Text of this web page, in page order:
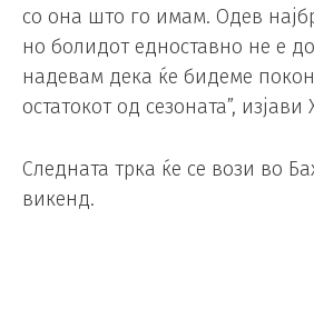
со она што го имам. Одев
но болидот едноставно не е
надевам дека ќе бидеме
остатокот од сезоната”,
Следната трка ќе се вози во
викенд.